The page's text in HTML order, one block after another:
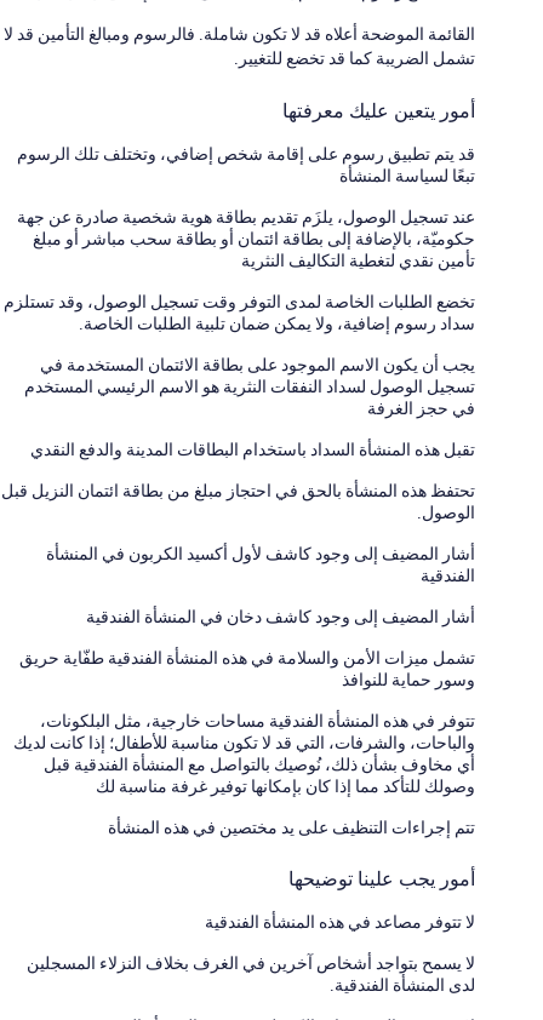
القائمة الموضحة أعلاه قد لا تكون شاملة. فالرسوم ومبالغ التأمين قد لا
تشمل الضريبة كما قد تخضع للتغيير.
أمور يتعين عليك معرفتها
قد يتم تطبيق رسوم على إقامة شخص إضافي، وتختلف تلك الرسوم
تبعًا لسياسة المنشأة
عند تسجيل الوصول، يلزَم تقديم بطاقة هوية شخصية صادرة عن جهة
حكوميّة، بالإضافة إلى بطاقة ائتمان أو بطاقة سحب مباشر أو مبلغ
تأمين نقدي لتغطية التكاليف النثرية
تخضع الطلبات الخاصة لمدى التوفر وقت تسجيل الوصول، وقد تستلزم
سداد رسوم إضافية، ولا يمكن ضمان تلبية الطلبات الخاصة.
يجب أن يكون الاسم الموجود على بطاقة الائتمان المستخدمة في
تسجيل الوصول لسداد النفقات النثرية هو الاسم الرئيسي المستخدم
في حجز الغرفة
تقبل هذه المنشأة السداد باستخدام البطاقات المدينة والدفع النقدي
تحتفظ هذه المنشأة بالحق في احتجاز مبلغ من بطاقة ائتمان النزيل قبل
الوصول.
أشار المضيف إلى وجود كاشف لأول أكسيد الكربون في المنشأة
الفندقية
أشار المضيف إلى وجود كاشف دخان في المنشأة الفندقية
تشمل ميزات الأمن والسلامة في هذه المنشأة الفندقية طفّاية حريق
وسور حماية للنوافذ
تتوفر في هذه المنشأة الفندقية مساحات خارجية، مثل البلكونات،
والباحات، والشرفات، التي قد لا تكون مناسبة للأطفال؛ إذا كانت لديك
أي مخاوف بشأن ذلك، نُوصيك بالتواصل مع المنشأة الفندقية قبل
وصولك للتأكد مما إذا كان بإمكانها توفير غرفة مناسبة لك
تتم إجراءات التنظيف على يد مختصين في هذه المنشأة
أمور يجب علينا توضيحها
لا تتوفر مصاعد في هذه المنشأة الفندقية
لا يسمح بتواجد أشخاص آخرين في الغرف بخلاف النزلاء المسجلين
لدى المنشأة الفندقية.